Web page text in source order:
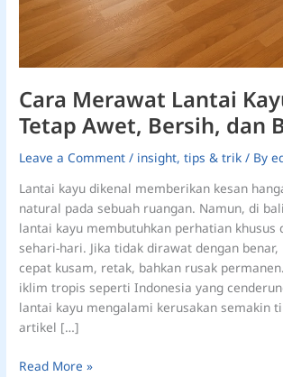
Cara Merawat Lantai
Tetap Awet, Bersih, dan
Leave a Comment / insight,tips & trik / By
Lantai kayu dikenal memberikan kesan
natural pada sebuah ruangan. Namun, di
lantai kayu membutuhkan perhatian khusus
sehari-hari. Jika tidak dirawat dengan
cepat kusam, retak, bahkan rusak
iklim tropis seperti Indonesia yang
lantai kayu mengalami kerusakan semakin
artikel […]
Berkilau
Read More »